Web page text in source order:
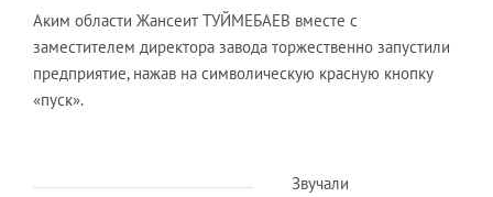
Аким области Жансеит ТУЙМЕБАЕВ вместе с
заместителем директора завода торжественно запустили
предприятие, нажав на символическую красную кнопку
«пуск».
Звучали